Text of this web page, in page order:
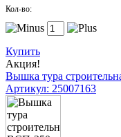
Кол-во:
Купить
Акция!
Вышка тура
Артикул: 25007163